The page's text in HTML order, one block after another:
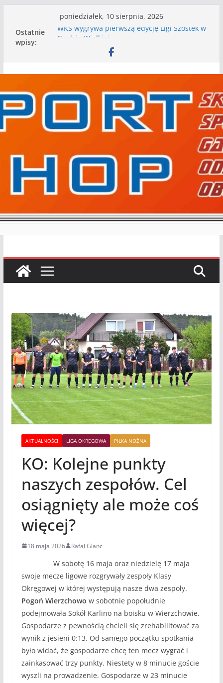
treści
poniedziałek, 10 sierpnia, 2026
Ostatnie
wpisy:
WKS wygrywa pierwszą edycję Ligi Szóstek w
I mamy kolejne gry kontrolne, piłkarskie
Wielim zagrał w Bobolicach na 80 lat
kontrolnych
Nasze piłkarskie zespoły w toku przygotowań
do sezonu. Kolejne gry kontrolne przed nimi
Kolejne gry kontrolne naszych piłkarskich
zespołów za nami
AKTUALNOŚCI LIGA OKRĘGOWA PIŁKA NOŻNA
KO: Kolejne punkty
naszych zespołów. Cel
osiągnięty ale może coś
więcej?
18 maja 2026 Rafał Glanc
W sobotę 16 maja oraz niedzielę 17 maja
swoje mecze ligowe rozgrywały zespoły Klasy
Okręgowej w której występują nasze dwa zespoły.
Pogoń Wierzchowo w sobotnie popołudnie
podejmowała Sokół Karlino na boisku w Wierzchowie.
Gospodarze z pewnością chcieli się zrehabilitować za
wynik z jesieni 0:13. Od samego początku spotkania
było widać, że gospodarze chcę ten mecz wygrać i
zainkasować trzy punkty. Niestety w 8 minucie goście
wyszli na prowadzenie. Gospodarze w 23 minucie